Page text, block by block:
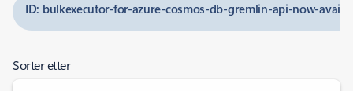
ID: bulkexecutor-for-azure-cosmos-db-gremlin-api-now-
Sorter etter